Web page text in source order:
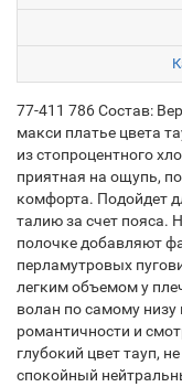
77-411 786 Состав:
макси платье цвета
из стопроцентного
приятная на ощупь,
комфорта. Подойдет
талию за счет пояса.
полочке добавляют
перламутровых
легким объемом у
волан по самому низу
романтичности и
глубокий цвет тауп,
спокойный